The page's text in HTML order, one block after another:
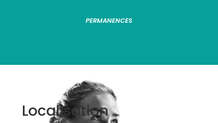
PERMANENCES
Localisation